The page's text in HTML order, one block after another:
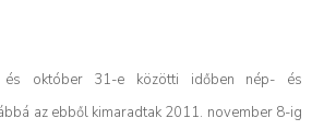
október 31-e közötti időben nép- és
az ebből kimaradtak 2011. november 8-ig